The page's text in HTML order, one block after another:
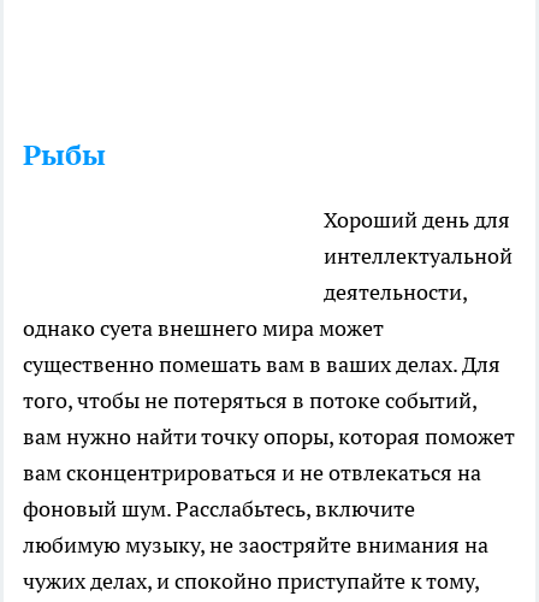
Рыбы
Хороший день для
интеллектуальной
деятельности,
однако суета внешнего мира может
существенно помешать вам в ваших делах. Для
того, чтобы не потеряться в потоке событий,
вам нужно найти точку опоры, которая поможет
вам сконцентрироваться и не отвлекаться на
фоновый шум. Расслабьтесь, включите
любимую музыку, не заостряйте внимания на
чужих делах, и спокойно приступайте к тому,